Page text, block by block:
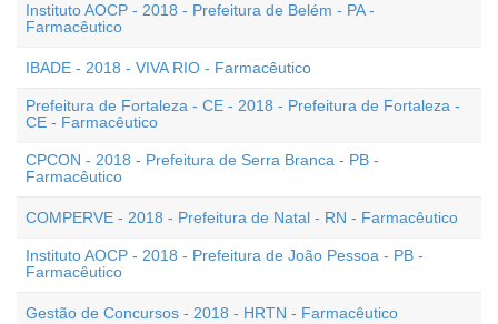
Instituto AOCP - 2018 - Prefeitura de Belém - PA -
Farmacêutico
IBADE - 2018 - VIVA RIO - Farmacêutico
Prefeitura de Fortaleza - CE - 2018 - Prefeitura de Fortaleza -
CE - Farmacêutico
CPCON - 2018 - Prefeitura de Serra Branca - PB -
Farmacêutico
COMPERVE - 2018 - Prefeitura de Natal - RN - Farmacêutico
Instituto AOCP - 2018 - Prefeitura de João Pessoa - PB -
Farmacêutico
Gestão de Concursos - 2018 - HRTN - Farmacêutico